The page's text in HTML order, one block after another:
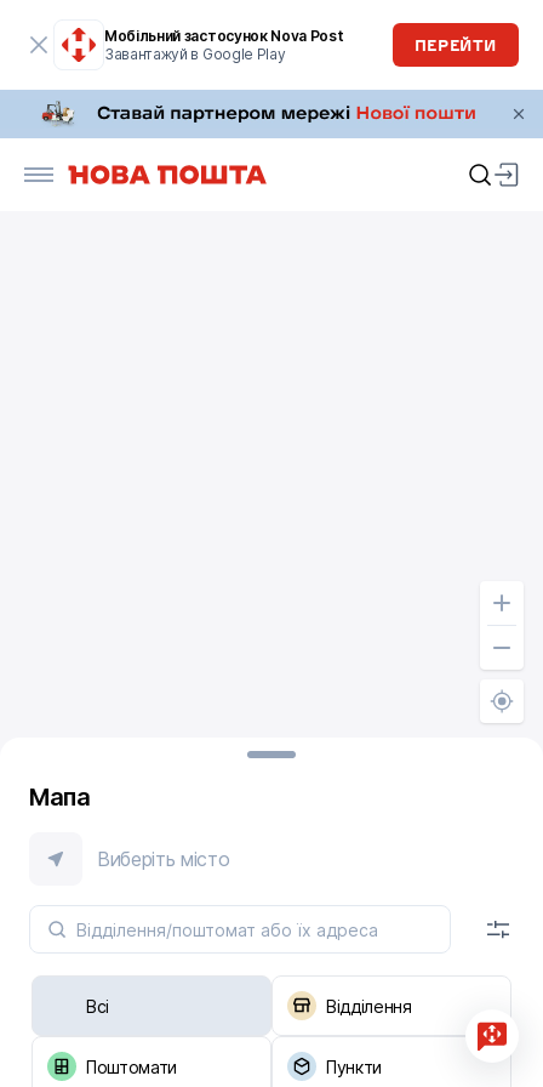
Мобільний застосунок Nova Post
Завантажуй в Google Play
ПЕРЕЙТИ
Мапа
Виберіть місто
Всі Відділення
Поштомати Пункти